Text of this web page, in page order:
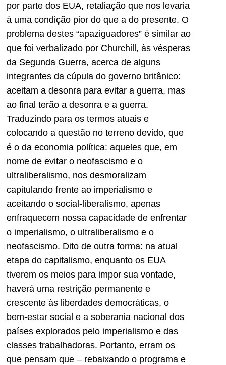
por parte dos EUA, retaliação que nos levaria
à uma condição pior do que a do presente. O
problema destes “apaziguadores” é similar ao
que foi verbalizado por Churchill, às vésperas
da Segunda Guerra, acerca de alguns
integrantes da cúpula do governo britânico:
aceitam a desonra para evitar a guerra, mas
ao final terão a desonra e a guerra.
Traduzindo para os termos atuais e
colocando a questão no terreno devido, que
é o da economia política: aqueles que, em
nome de evitar o neofascismo e o
ultraliberalismo, nos desmoralizam
capitulando frente ao imperialismo e
aceitando o social-liberalismo, apenas
enfraquecem nossa capacidade de enfrentar
o imperialismo, o ultraliberalismo e o
neofascismo. Dito de outra forma: na atual
etapa do capitalismo, enquanto os EUA
tiverem os meios para impor sua vontade,
haverá uma restrição permanente e
crescente às liberdades democráticas, o
bem-estar social e a soberania nacional dos
países explorados pelo imperialismo e das
classes trabalhadoras. Portanto, erram os
que pensam que – rebaixando o programa e